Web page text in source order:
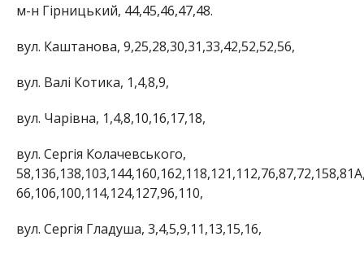
м-н Гірницький, 44,45,46,47,48.
вул. Каштанова, 9,25,28,30,31,33,42,52,52,56,
вул. Валі Котика, 1,4,8,9,
вул. Чарівна, 1,4,8,10,16,17,18,
вул. Сергія Колачевського,
66,106,100,114,124,127,96,110,
вул. Сергія Гладуша, 3,4,5,9,11,13,15,16,